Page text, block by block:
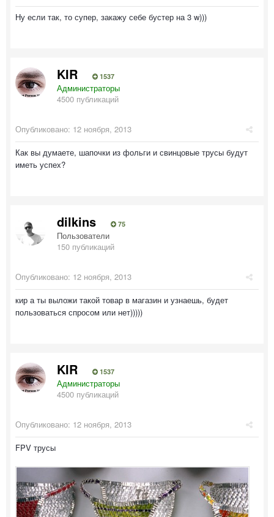
Ну если так, то супер, закажу себе бустер на 3 w)))
KIR 1537
Администраторы
4500 публикаций
Опубликовано: 12 ноября, 2013
Как вы думаете, шапочки из фольги и свинцовые трусы будут
иметь успех?
dilkins 75
Пользователи
150 публикаций
Опубликовано: 12 ноября, 2013
кир а ты выложи такой товар в магазин и узнаешь, будет
пользоваться спросом или нет)))))
KIR 1537
Администраторы
4500 публикаций
Опубликовано: 12 ноября, 2013
FPV трусы